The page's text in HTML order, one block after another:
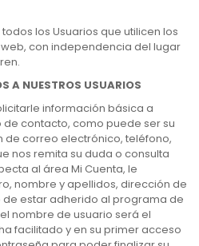
los Usuarios que utilicen los
con independencia del lugar
A NUESTROS USUARIOS
información básica a
contacto, como puede ser su
correo electrónico, teléfono,
nos remita su duda o consulta
al área Mi Cuenta, le
nombre y apellidos, dirección de
estar adherido al programa de
nombre de usuario será el
facilitado y en su primer acceso